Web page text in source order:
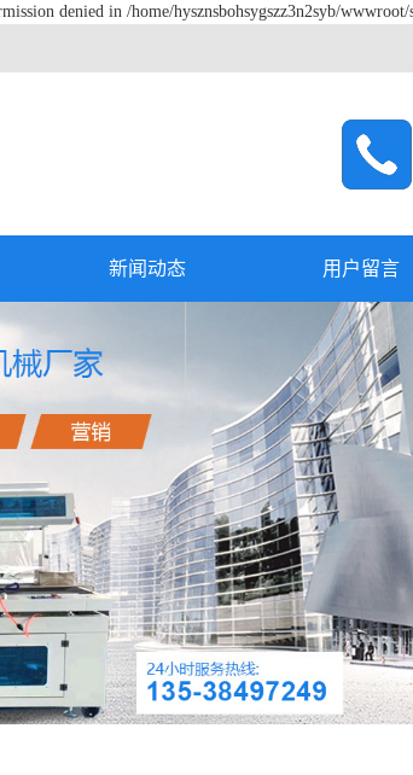
denied in /home/hysznsbohsygszz3n2syb/
新闻动态 用户留言